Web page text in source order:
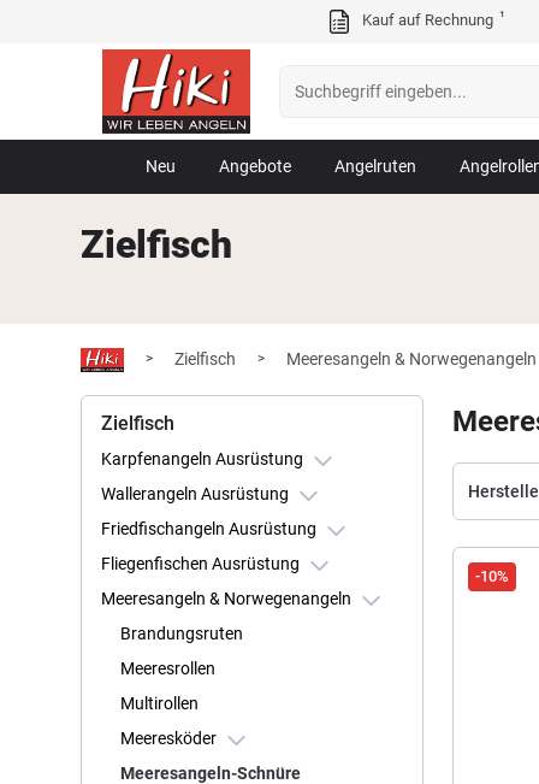
Kauf auf Rechnung ¹
Neu Angebote Angelruten
Zielfisch
> Zielfisch > Meeresangeln & Norwegenangeln
Zielfisch
Karpfenangeln Ausrüstung
Wallerangeln Ausrüstung
Friedfischangeln Ausrüstung
Fliegenfischen Ausrüstung
Meeresangeln & Norwegenangeln
Brandungsruten
Meeresrollen
Multirollen
Meeresköder
Meeresangeln-Schnüre
-10%